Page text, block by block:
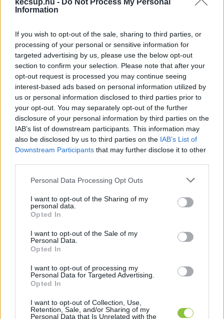
kecsup.hu - Do Not Process My Personal
Information
If you wish to opt-out of the sale, sharing to third parties, or
processing of your personal or sensitive information for
targeted advertising by us, please use the below opt-out
section to confirm your selection. Please note that after your
opt-out request is processed you may continue seeing
interest-based ads based on personal information utilized by
us or personal information disclosed to third parties prior to
your opt-out. You may separately opt-out of the further
disclosure of your personal information by third parties on the
IAB’s list of downstream participants. This information may
also be disclosed by us to third parties on the IAB’s List of
Downstream Participants that may further disclose it to other
Please note that this website/app uses one or more Google
not limited to your visit or usage behaviour. You may click to
grant or deny consent to Google and its third-party tags to
use your data for below specified purposes in below Google
consent section.
Personal Data Processing Opt Outs
I want to opt-out of the Sharing of my
personal data.
Opted In
I want to opt-out of the Sale of my
Personal Data.
Opted In
I want to opt-out of processing my
Personal Data for Targeted Advertising.
Opted In
I want to opt-out of Collection, Use,
Retention, Sale, and/or Sharing of my
Personal Data that Is Unrelated with the
Mivel nincs területi kötöttség, így visszafelé is
igaz a dolog: Szegedről, Szolnokról vagy akár
Szekszárdról is érkezhetnek sportolók a hírös
városba. Arra nem kaptunk választ
decemberben, a nyilvántartások szerint hány
alapból a Balaton utcai rendelőt keresnék fel.
általános orvos és szakdolgozó hiány a sportorvosi